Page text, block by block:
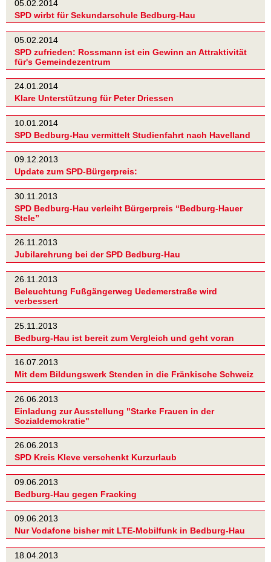
05.02.2014
SPD wirbt für Sekundarschule Bedburg-Hau
05.02.2014
SPD zufrieden: Rossmann ist ein Gewinn an Attraktivität
für's Gemeindezentrum
24.01.2014
Klare Unterstützung für Peter Driessen
10.01.2014
SPD Bedburg-Hau vermittelt Studienfahrt nach Havelland
09.12.2013
Update zum SPD-Bürgerpreis:
30.11.2013
SPD Bedburg-Hau verleiht Bürgerpreis “Bedburg-Hauer
Stele”
26.11.2013
Jubilarehrung bei der SPD Bedburg-Hau
26.11.2013
Beleuchtung Fußgängerweg Uedemerstraße wird
verbessert
25.11.2013
Bedburg-Hau ist bereit zum Vergleich und geht voran
16.07.2013
Mit dem Bildungswerk Stenden in die Fränkische Schweiz
26.06.2013
Einladung zur Ausstellung "Starke Frauen in der
Sozialdemokratie"
26.06.2013
SPD Kreis Kleve verschenkt Kurzurlaub
09.06.2013
Bedburg-Hau gegen Fracking
09.06.2013
Nur Vodafone bisher mit LTE-Mobilfunk in Bedburg-Hau
18.04.2013